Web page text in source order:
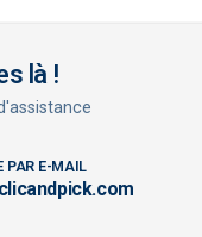
là !
PAR E-MAIL